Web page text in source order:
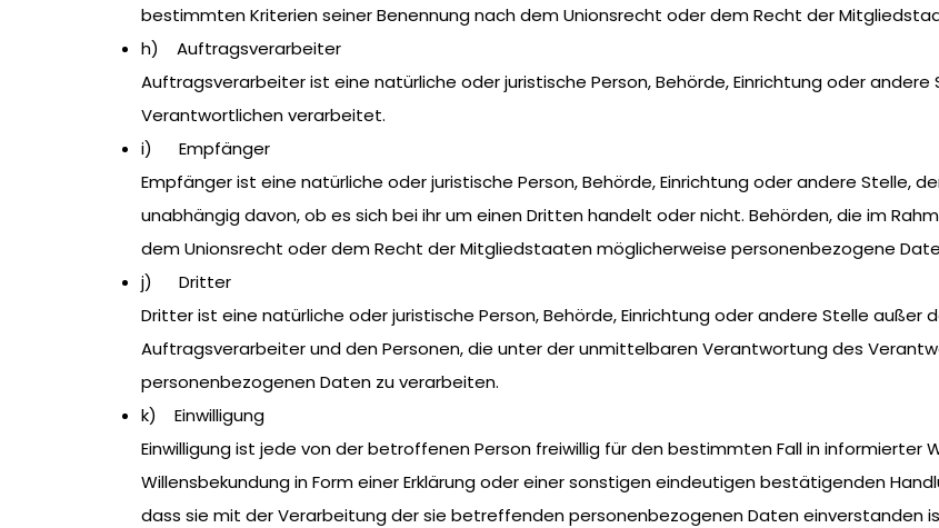
bestimmten Kriterien seiner Benennung nach dem Unionsrecht oder dem Recht der
h) Auftragsverarbeiter
Auftragsverarbeiter ist eine natürliche oder juristische Person, Behörde, Einrichtung oder
Verantwortlichen verarbeitet.
i) Empfänger
Empfänger ist eine natürliche oder juristische Person, Behörde, Einrichtung oder andere Stelle,
unabhängig davon, ob es sich bei ihr um einen Dritten handelt oder nicht. Behörden, die im
dem Unionsrecht oder dem Recht der Mitgliedstaaten möglicherweise personenbezogene
j) Dritter
Dritter ist eine natürliche oder juristische Person, Behörde, Einrichtung oder andere Stelle
Auftragsverarbeiter und den Personen, die unter der unmittelbaren Verantwortung des
personenbezogenen Daten zu verarbeiten.
k) Einwilligung
Einwilligung ist jede von der betroffenen Person freiwillig für den bestimmten Fall in informierter
Willensbekundung in Form einer Erklärung oder einer sonstigen eindeutigen bestätigenden
dass sie mit der Verarbeitung der sie betreffenden personenbezogenen Daten einverstanden